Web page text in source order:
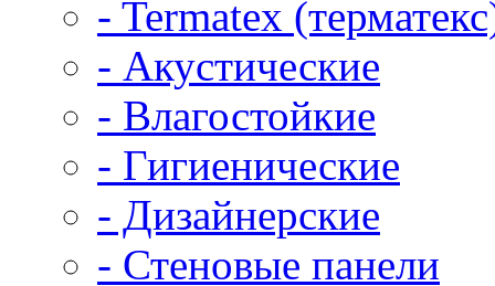
- Termatex
- Акустические
- Влагостойкие
- Гигиенические
- Дизайнерские
- Стеновые панели